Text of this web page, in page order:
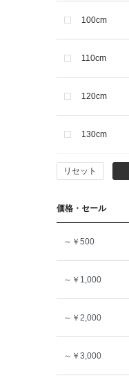
100cm
110cm
120cm
130cm
140cm
150cm
リセット
価格・セール
～￥500
～￥1,000
～￥2,000
～￥3,000